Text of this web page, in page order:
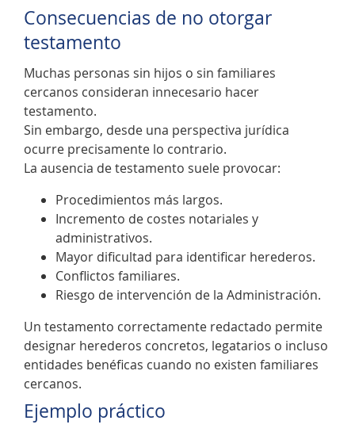
Consecuencias de no otorgar
testamento
Muchas personas sin hijos o sin familiares
cercanos consideran innecesario hacer
testamento.
Sin embargo, desde una perspectiva jurídica
ocurre precisamente lo contrario.
La ausencia de testamento suele provocar:
Procedimientos más largos.
Incremento de costes notariales y
administrativos.
Mayor dificultad para identificar herederos.
Conflictos familiares.
Riesgo de intervención de la Administración.
Un testamento correctamente redactado permite
designar herederos concretos, legatarios o incluso
entidades benéficas cuando no existen familiares
cercanos.
Ejemplo práctico